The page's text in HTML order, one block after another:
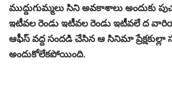
ముద్దుగుమ్మలు సిని అవకాశాలు అందుకు
ఇటీవల రెండు ఇటీవల రెండు ఇటీవలే ద
ఆఫీస్ వద్ద సందడి చేసిన ఆ సినిమా
అందుకోలేకపోయింది.